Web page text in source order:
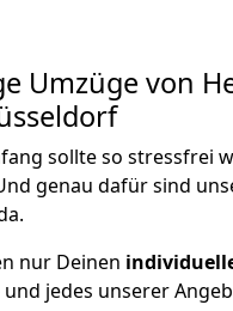
Umzüge von
sollte so stressfrei
genau dafür sind
nur Deinen
jedes unserer